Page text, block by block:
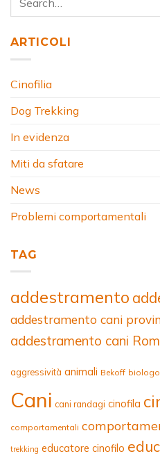
ARTICOLI
Cinofilia
Dog Trekking
In evidenza
Miti da sfatare
News
Problemi comportamentali
TAG
addestramento
addestramento cani
addestramento cani
aggressività animali Bekoff biologo
Cani cani randagi cinofila
comportamentali
trekking educatore cinofilo